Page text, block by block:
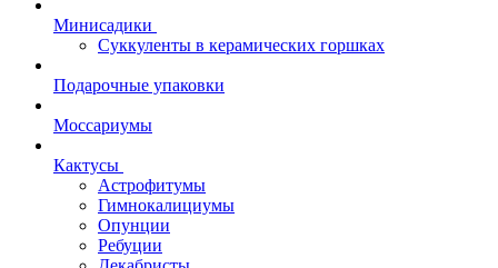
Минисадики
Суккуленты в керамических горшках
Подарочные упаковки
Моссариумы
Кактусы
Астрофитумы
Гимнокалициумы
Опунции
Ребуции